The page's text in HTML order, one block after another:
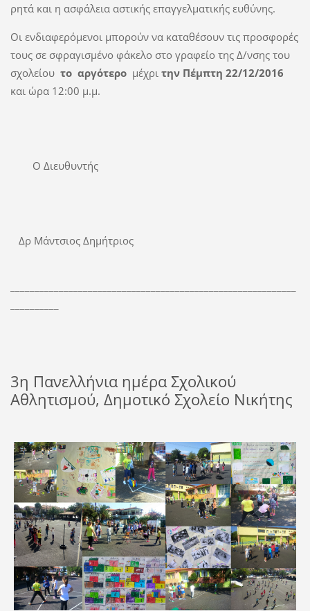
ρητά και η ασφάλεια αστικής επαγγελματικής ευθύνης.
Οι ενδιαφερόμενοι μπορούν να καταθέσουν τις προσφορές
τους σε σφραγισμένο φάκελο στο γραφείο της Δ/νσης του
σχολείου το αργότερομέχρι την Πέμπτη 22/12/2016
και ώρα 12:00 μ.μ.
Ο Διευθυντής
Δρ Μάντσιος Δημήτριος
3η Πανελλήνια ημέρα Σχολικού
Αθλητισμού, Δημοτικό Σχολείο Νικήτης